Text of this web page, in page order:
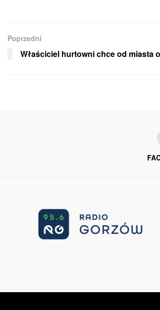
Poprzedni
Właściciel hurtowni chce od miasta